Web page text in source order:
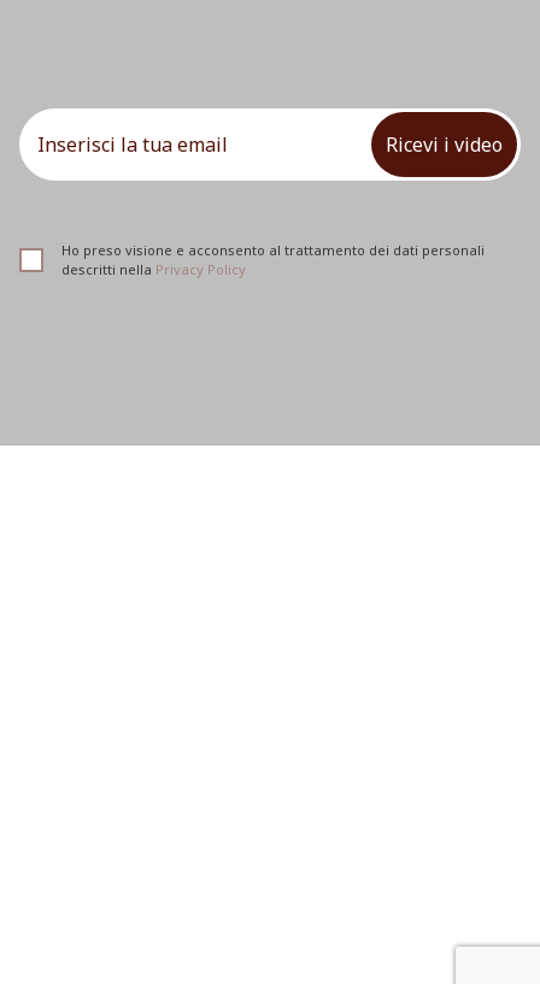
Ricevi i video
Ho preso visione e acconsento al trattamento dei dati personali
descritti nella Privacy Policy